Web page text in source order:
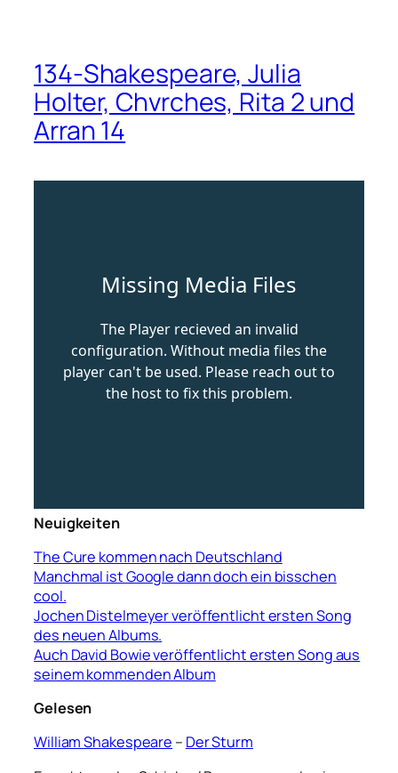
134-Shakespeare, Julia
Holter, Chvrches, Rita 2 und
Arran 14
Neuigkeiten
The Cure kommen nach Deutschland
Manchmal ist Google dann doch ein bisschen
cool.
Jochen Distelmeyer veröffentlicht ersten Song
des neuen Albums.
Auch David Bowie veröffentlicht ersten Song aus
seinem kommenden Album
Gelesen
William Shakespeare – Der Sturm